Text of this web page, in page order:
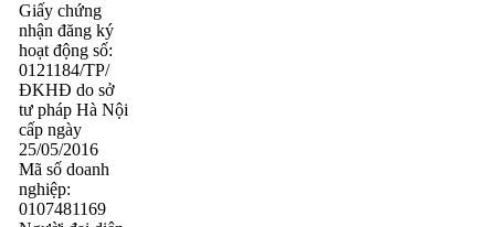
Giấy chứng
nhận đăng ký
hoạt động số:
0121184/TP/
ĐKHĐ do sở
tư pháp Hà Nội
cấp ngày
25/05/2016
Mã số doanh
nghiệp:
0107481169